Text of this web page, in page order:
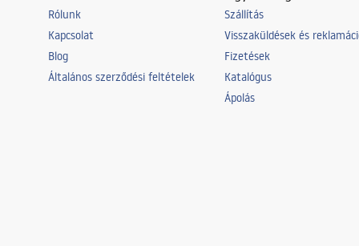
Rólunk
Kapcsolat
Blog
Általános szerződési feltételek
Szállítás
Visszaküldések és
Fizetések
Katalógus
Ápolás